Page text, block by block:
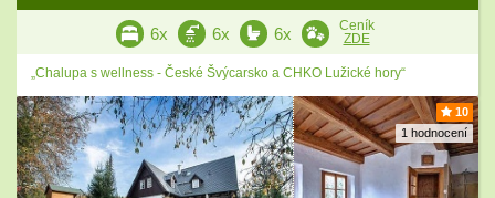
6x 6x 6x
Ceník
ZDE
„Chalupa s wellness - České Švýcarsko a CHKO Lužické hory“
10
1 hodnocení